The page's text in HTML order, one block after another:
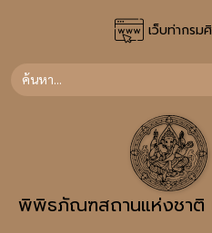
เว็บท่ากรม
พิพิธภัณฑสถานแห่งชาติ